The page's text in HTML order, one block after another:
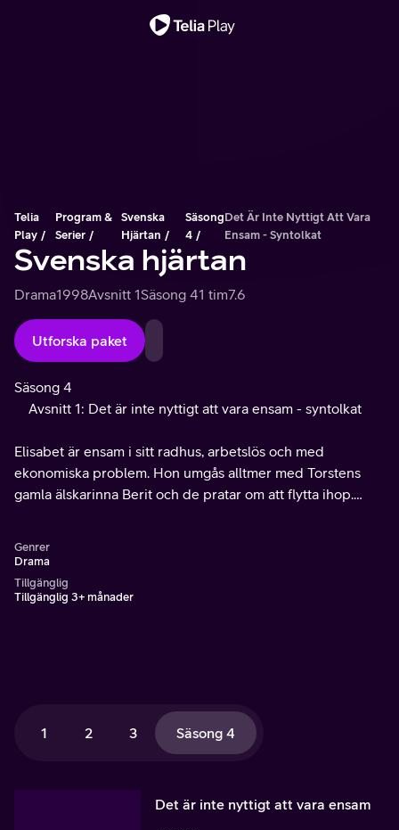
Telia
Play
Program &
Serier
Svenska
Hjärtan
Säsong
4
Det Är Inte Nyttigt Att Vara
Ensam - Syntolkat
Svenska hjärtan
Drama1998Avsnitt 1Säsong 41 tim7.6
Utforska paket
Säsong 4
Avsnitt 1: Det är inte nyttigt att vara ensam - syntolkat
Elisabet är ensam i sitt radhus, arbetslös och med
ekonomiska problem. Hon umgås alltmer med Torstens
gamla älskarinna Berit och de pratar om att flytta ihop.
Genrer
Drama
Tillgänglig
Tillgänglig 3+ månader
1 2 3 Säsong 4
Det är inte nyttigt att vara ensam